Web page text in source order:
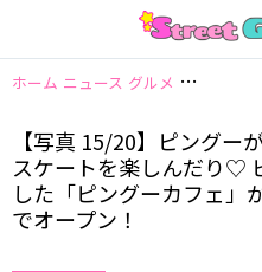
ホーム ニュース グルメ 【写真 15/
【写真 15/20】ピングー
スケートを楽しんだり♡
した「ピングーカフェ」
でオープン！